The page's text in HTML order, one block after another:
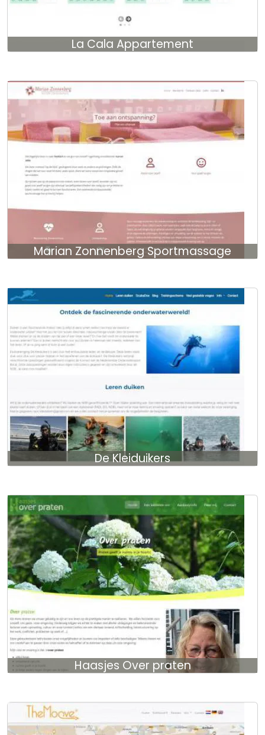
La Cala Appartement
Marian Zonnenberg Sportmassage
De Kleiduikers
Haasjes Over praten